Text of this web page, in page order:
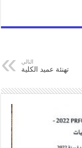
التالي
تهنئة عميد الكلية